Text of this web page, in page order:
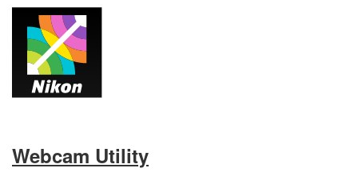
Webcam Utility